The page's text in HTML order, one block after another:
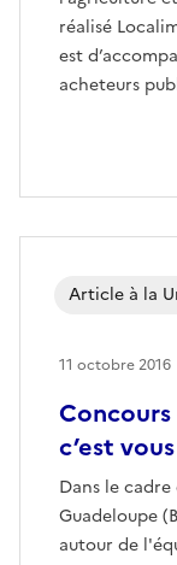
réalisé
est
acheteurs
c’est
Dans le
Guadeloupe
autour de
Article à la
11 octobre 2016